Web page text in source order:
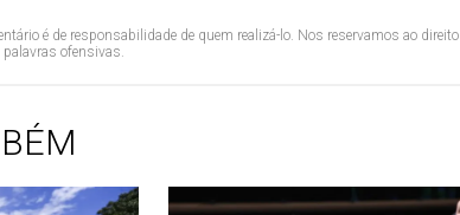
é de responsabilidade de quem realizá-lo. Nos reservamos ao
ofensivas.